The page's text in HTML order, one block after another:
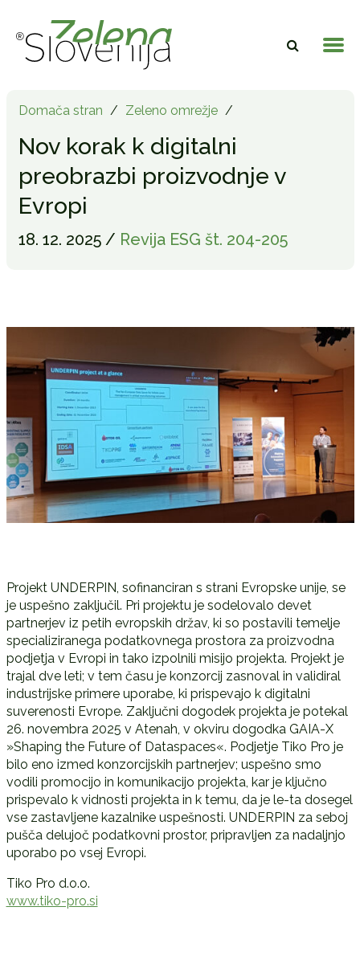
Domača stran / Zeleno omrežje /
Nov korak k digitalni
preobrazbi proizvodnje v
Evropi
18. 12. 2025 / Revija ESG št. 204-205
Projekt UNDERPIN, sofinanciran s strani Evropske unije, se
je uspešno zaključil. Pri projektu je sodelovalo devet
partnerjev iz petih evropskih držav, ki so postavili temelje
specializiranega podatkovnega prostora za proizvodna
podjetja v Evropi in tako izpolnili misijo projekta. Projekt je
trajal dve leti; v tem času je konzorcij zasnoval in validiral
industrijske primere uporabe, ki prispevajo k digitalni
suverenosti Evrope. Zaključni dogodek projekta je potekal
26. novembra 2025 v Atenah, v okviru dogodka GAIA-X
»Shaping the Future of Dataspaces«. Podjetje Tiko Pro je
bilo eno izmed konzorcijskih partnerjev; uspešno smo
vodili promocijo in komunikacijo projekta, kar je ključno
prispevalo k vidnosti projekta in k temu, da je le-ta dosegel
vse zastavljene kazalnike uspešnosti. UNDERPIN za seboj
pušča delujoč podatkovni prostor, pripravljen za nadaljnjo
uporabo po vsej Evropi.
Tiko Pro d.o.o.
www.tiko-pro.si